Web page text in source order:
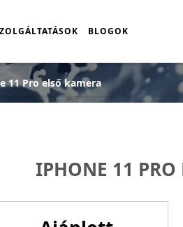
BLOGOK
11 Pro első kamera
IPHONE 11 PRO